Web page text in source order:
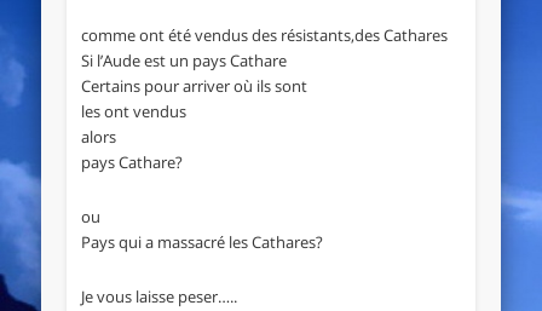
comme ont été vendus des résistants,des Cathares
Si l’Aude est un pays Cathare
Certains pour arriver où ils sont
les ont vendus
alors
pays Cathare?
ou
Pays qui a massacré les Cathares?
Je vous laisse peser…..